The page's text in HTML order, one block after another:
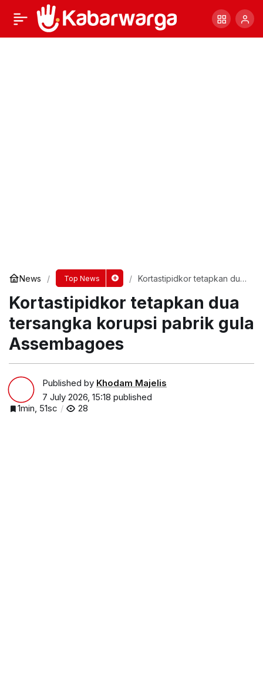
News Top News
Kortastipidkor tetapkan dua
gula Assembagoes
Kortastipidkor tetapkan dua
tersangka korupsi pabrik gula
Assembagoes
Published by Khodam Majelis
7 July 2026, 15:18 published
1min, 51sc
28